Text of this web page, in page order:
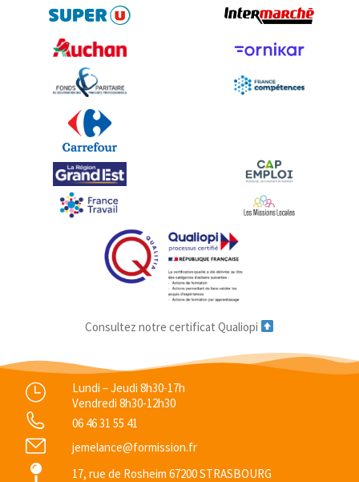
Consultez notre certificat Qualiopi
Lundi – Jeudi 8h30-17h
Vendredi 8h30-12h30
06 46 31 55 41
jemelance@formission.fr
17, rue de Rosheim 67200 STRASBOURG